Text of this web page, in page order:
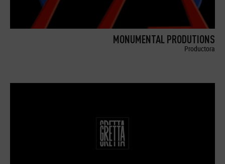
MONUMENTAL PRODUTIONS
Productora